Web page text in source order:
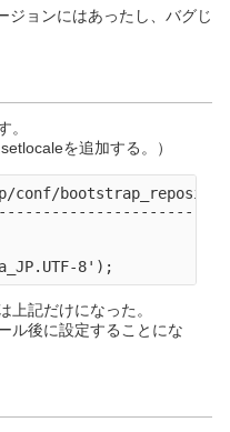
ジョンにはあったし、バグじ
。
を追加する。）
上記だけになった。
ル後に設定することにな